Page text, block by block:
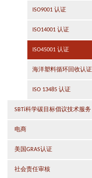
ISO9001 认证
ISO14001 认证
ISO45001 认证
海洋塑料循环回收认证
ISO 13485 认证
SBTi科学碳目标倡议技术服务
电商
美国GRAS认证
社会责任审核